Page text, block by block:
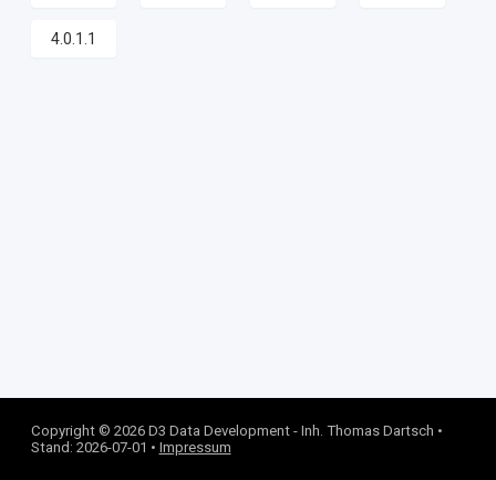
4.0.1.1
Copyright © 2026 D3 Data Development - Inh. Thomas Dartsch •
Stand: 2026-07-01 • Impressum